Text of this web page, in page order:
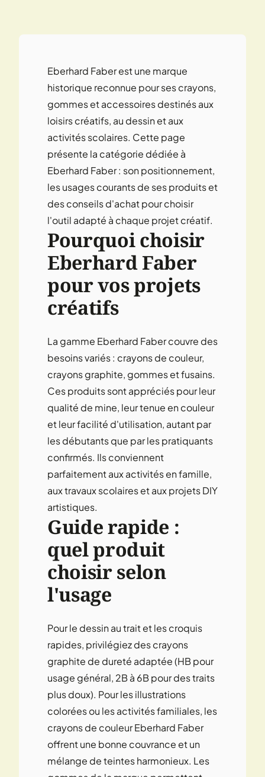
Eberhard Faber est une marque
historique reconnue pour ses crayons,
gommes et accessoires destinés aux
loisirs créatifs, au dessin et aux
activités scolaires. Cette page
présente la catégorie dédiée à
Eberhard Faber : son positionnement,
les usages courants de ses produits et
des conseils d'achat pour choisir
l'outil adapté à chaque projet créatif.
Pourquoi choisir
Eberhard Faber
pour vos projets
créatifs
La gamme Eberhard Faber couvre des
besoins variés : crayons de couleur,
crayons graphite, gommes et fusains.
Ces produits sont appréciés pour leur
qualité de mine, leur tenue en couleur
et leur facilité d'utilisation, autant par
les débutants que par les pratiquants
confirmés. Ils conviennent
parfaitement aux activités en famille,
aux travaux scolaires et aux projets DIY
artistiques.
Guide rapide :
quel produit
choisir selon
l'usage
Pour le dessin au trait et les croquis
rapides, privilégiez des crayons
graphite de dureté adaptée (HB pour
usage général, 2B à 6B pour des traits
plus doux). Pour les illustrations
colorées ou les activités familiales, les
crayons de couleur Eberhard Faber
offrent une bonne couvrance et un
mélange de teintes harmonieux. Les